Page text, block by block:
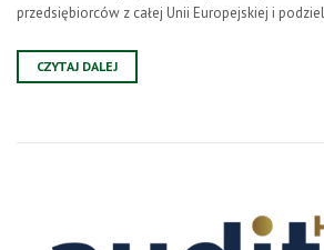
przedsiębiorców z całej Unii Europejskiej i
CZYTAJ DALEJ